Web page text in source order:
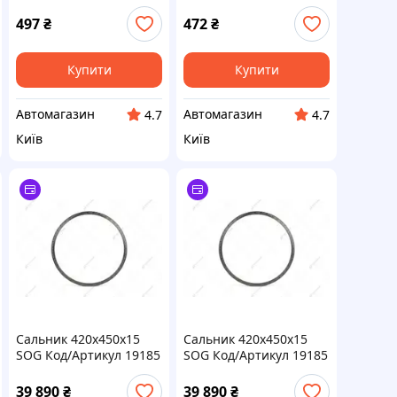
RENAULT MEGANE CC
(EZ0/1_)
497₴
Купити
Автомагазин
4.7
Київ
RENAULT TRAFIC II
автобус (JL)
472₴
Купити
Автомагазин
4.7
Київ
Сальник 420х450х15
SOG Код/Артикул 19185
39 890₴
Сальник 420х450х15
SOG Код/Артикул 19185
39 890₴